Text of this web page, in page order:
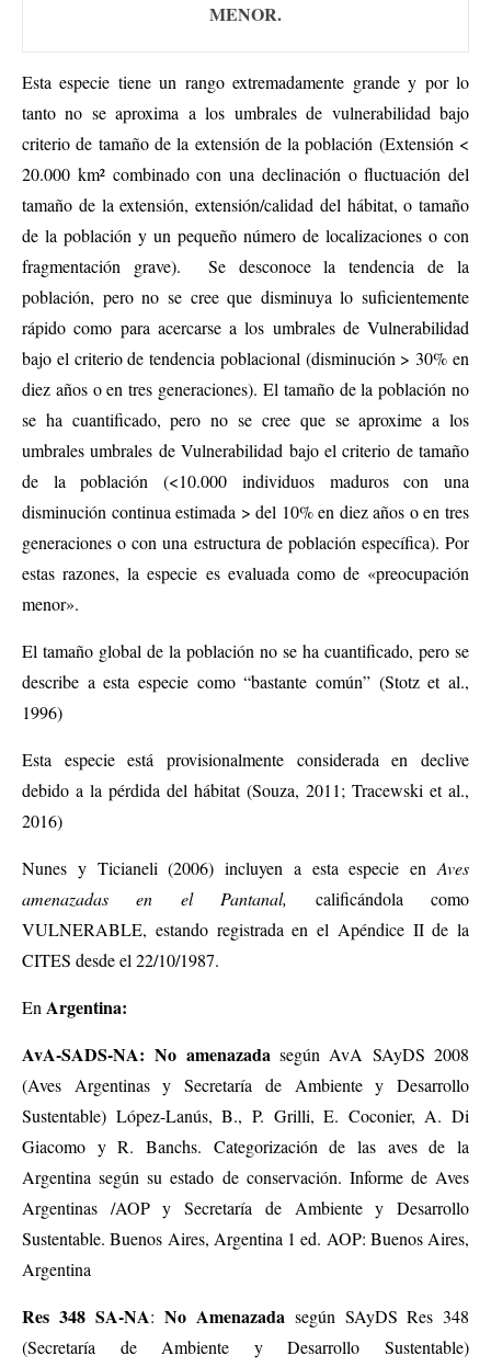
MENOR.
Esta especie tiene un rango extremadamente grande y por lo
tanto no se aproxima a los umbrales de vulnerabilidad bajo
criterio de tamaño de la extensión de la población (Extensión <
20.000 km² combinado con una declinación o fluctuación del
tamaño de la extensión, extensión/calidad del hábitat, o tamaño
de la población y un pequeño número de localizaciones o con
fragmentación grave). Se desconoce la tendencia de la
población, pero no se cree que disminuya lo suficientemente
rápido como para acercarse a los umbrales de Vulnerabilidad
bajo el criterio de tendencia poblacional (disminución > 30% en
diez años o en tres generaciones). El tamaño de la población no
se ha cuantificado, pero no se cree que se aproxime a los
umbrales umbrales de Vulnerabilidad bajo el criterio de tamaño
de la población (<10.000 individuos maduros con una
disminución continua estimada > del 10% en diez años o en tres
generaciones o con una estructura de población específica). Por
estas razones, la especie es evaluada como de «preocupación
menor».
El tamaño global de la población no se ha cuantificado, pero se
describe a esta especie como “bastante común” (Stotz et al.,
1996)
Esta especie está provisionalmente considerada en declive
debido a la pérdida del hábitat (Souza, 2011; Tracewski et al.,
2016)
Nunes y Ticianeli (2006) incluyen a esta especie en Aves
amenazadas en el Pantanal, calificándola como
VULNERABLE, estando registrada en el Apéndice II de la
CITES desde el 22/10/1987.
En Argentina:
AvA-SADS-NA: No amenazada según AvA SAyDS 2008
(Aves Argentinas y Secretaría de Ambiente y Desarrollo
Sustentable) López-Lanús, B., P. Grilli, E. Coconier, A. Di
Giacomo y R. Banchs. Categorización de las aves de la
Argentina según su estado de conservación. Informe de Aves
Argentinas /AOP y Secretaría de Ambiente y Desarrollo
Sustentable. Buenos Aires, Argentina 1 ed. AOP: Buenos Aires,
Argentina
Res 348 SA-NA:No Amenazada según SAyDS Res 348
(Secretaría de Ambiente y Desarrollo Sustentable)